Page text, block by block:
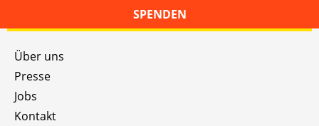
SPENDEN
Über uns
Presse
Jobs
Kontakt